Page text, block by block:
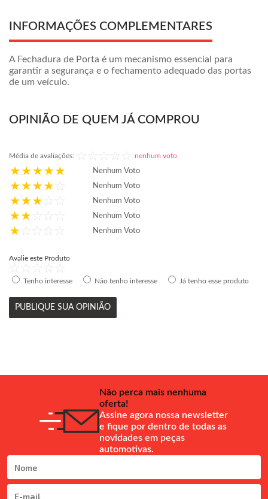
INFORMAÇÕES COMPLEMENTARES
A Fechadura de Porta é um mecanismo essencial para
garantir a segurança e o fechamento adequado das portas
de um veículo.
OPINIÃO DE QUEM JÁ COMPROU
Média de avaliações: nenhum voto
Nenhum Voto
Nenhum Voto
Nenhum Voto
Nenhum Voto
Nenhum Voto
Avalie este Produto
Tenho interesse Não tenho interesse Já tenho esse produto
PUBLIQUE SUA OPINIÃO
Não perca mais nenhuma
oferta!
Assine agora nossa newsletter
e fique por dentro de todas as
novidades em peças
automotivas.